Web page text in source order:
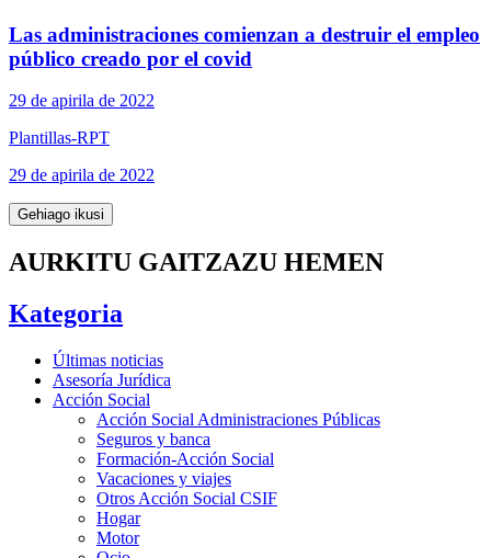
Las administraciones comienzan a destruir el empleo
público creado por el covid
29 de apirila de 2022
Plantillas-RPT
29 de apirila de 2022
Gehiago ikusi
AURKITU GAITZAZU HEMEN
Kategoria
Últimas noticias
Asesoría Jurídica
Acción Social
Acción Social Administraciones Públicas
Seguros y banca
Formación-Acción Social
Vacaciones y viajes
Otros Acción Social CSIF
Hogar
Motor